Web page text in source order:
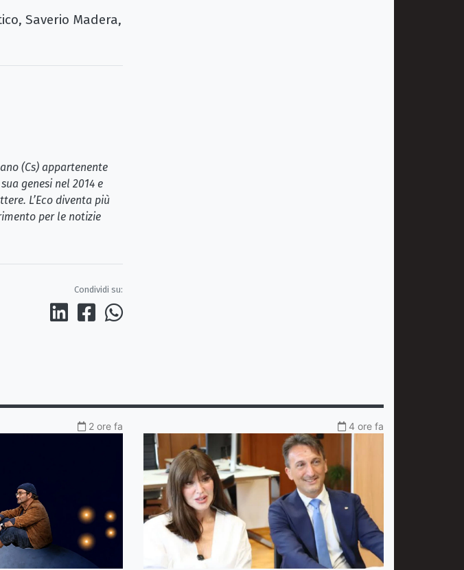
Saverio Madera,
(Cs) appartenente
genesi nel 2014 e
L’Eco diventa più
per le notizie
Condividi su:
2 ore fa 4 ore fa